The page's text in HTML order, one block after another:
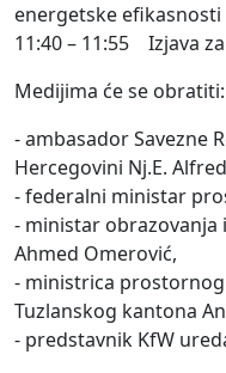
energetske efikasnosti
11:40 – 11:55 Izjava
Medijima će se obratiti:
- ambasador Savezne
Hercegovini Nj.E.
- federalni ministar
- ministar obrazovanja
Ahmed Omerović,
- ministrica
Tuzlanskog kantona
- predstavnik KfW